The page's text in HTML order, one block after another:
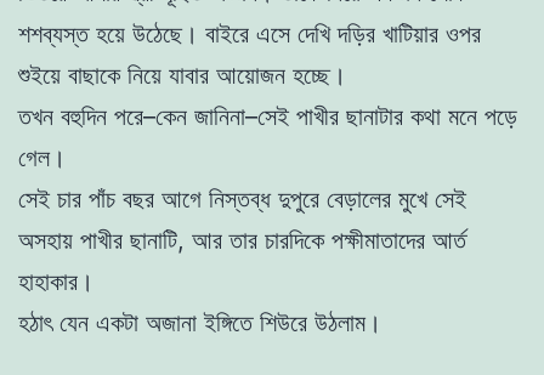
শশব্যস্ত হয়ে উঠেছে। বাইরে এসে দেখি দড়ির খাটিয়ার ওপর
শুইয়ে বাছাকে নিয়ে যাবার আয়োজন হচ্ছে।
তখন বহুদিন পরে–কেন জানিনা–সেই পাখীর ছানাটার কথা মনে পড়ে
গেল।
সেই চার পাঁচ বছর আগে নিস্তব্ধ দুপুরে বেড়ালের মুখে সেই
অসহায় পাখীর ছানাটি, আর তার চারদিকে পক্ষীমাতাদের আর্ত
হাহাকার।
হঠাৎ যেন একটা অজানা ইঙ্গিতে শিউরে উঠলাম।